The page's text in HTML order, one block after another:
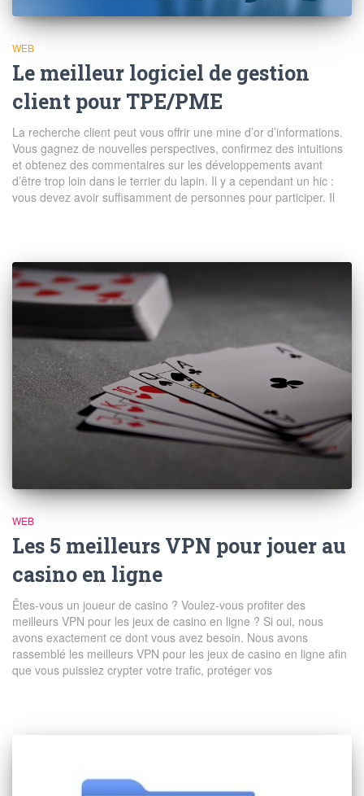
WEB
Le meilleur logiciel de gestion
client pour TPE/PME
La recherche client peut vous offrir une mine d’or d’informations.
Vous gagnez de nouvelles perspectives, confirmez des intuitions
et obtenez des commentaires sur les développements avant
d’être trop loin dans le terrier du lapin. Il y a cependant un hic :
vous devez avoir suffisamment de personnes pour participer. Il
WEB
Les 5 meilleurs VPN pour jouer au
casino en ligne
Êtes-vous un joueur de casino ? Voulez-vous profiter des
meilleurs VPN pour les jeux de casino en ligne ? Si oui, nous
avons exactement ce dont vous avez besoin. Nous avons
rassemblé les meilleurs VPN pour les jeux de casino en ligne afin
que vous puissiez crypter votre trafic, protéger vos